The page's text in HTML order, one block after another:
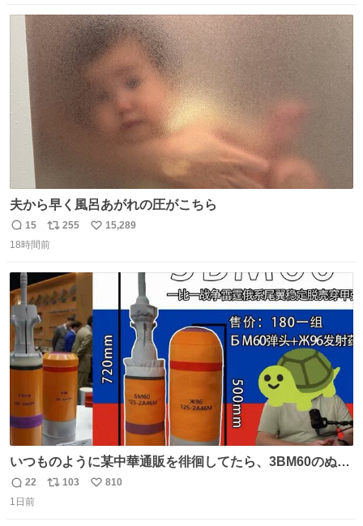
ト
数
数
夫から早く風呂あがれの圧がこちら
返
信
15
リ
ポ
ト
数
255
い
15,289
18時間前
いつものように某中華通販を徘徊してたら、3BM60のぬい
ぐるみを発見してしまった…。
返
信
22
リ
103
い
810
1日前